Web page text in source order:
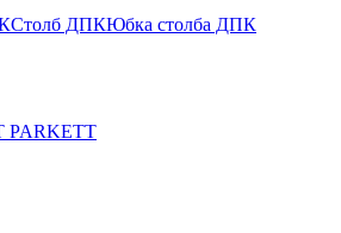
Столб ДПКЮбка столба ДПК
PARKETT